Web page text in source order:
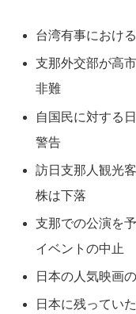
台湾有事におけ
支那外交部が高
非難
自国民に対する
警告
訪日支那人観光
株は下落
支那での公演を
イベントの中止
日本の人気映画
日本に残ってい